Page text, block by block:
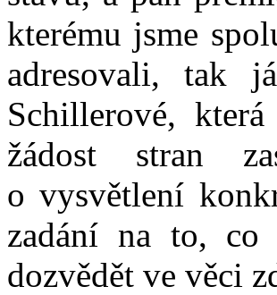
kterému jsme
adresovali, tak
Schillerové,
žádost stran
o vysvětlení
zadání na to, co
dozvědět ve věci